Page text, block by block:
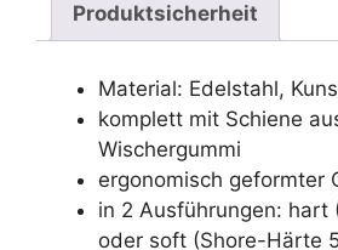
Produktsicherheit
Material: Edelstahl,
komplett mit Schiene
Wischergummi
ergonomisch geformter
in 2 Ausführungen:
oder soft (Shore-Härte